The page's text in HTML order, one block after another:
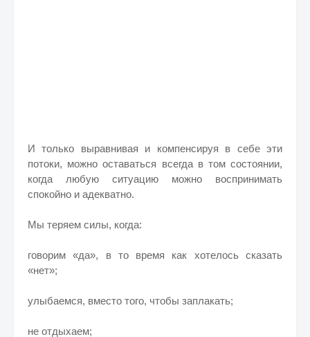
И только выравнивая и компенсируя в себе эти
потоки, можно оставаться всегда в том состоянии,
когда любую ситуацию можно воспринимать
спокойно и адекватно.
Мы теряем силы, когда:
говорим «да», в то время как хотелось сказать
«нет»;
улыбаемся, вместо того, чтобы заплакать;
не отдыхаем;